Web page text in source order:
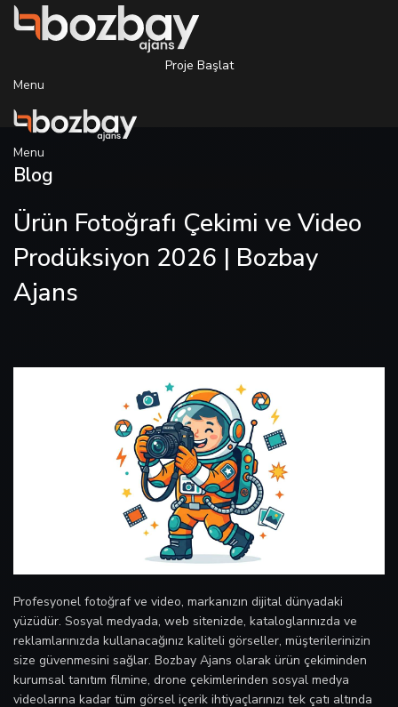
Proje Başlat
Menu
Menu
Blog
Ürün Fotoğrafı Çekimi ve Video
Prodüksiyon 2026 | Bozbay
Ajans
Profesyonel fotoğraf ve video, markanızın dijital dünyadaki
yüzüdür. Sosyal medyada, web sitenizde, kataloglarınızda ve
reklamlarınızda kullanacağınız kaliteli görseller, müşterilerinizin
size güvenmesini sağlar. Bozbay Ajans olarak ürün çekiminden
kurumsal tanıtım filmine, drone çekimlerinden sosyal medya
videolarına kadar tüm görsel içerik ihtiyaçlarınızı tek çatı altında